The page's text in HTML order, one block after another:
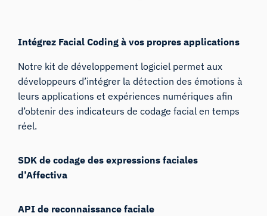
Intégrez Facial Coding à vos propres applications
Notre kit de développement logiciel permet aux
développeurs d’intégrer la détection des émotions à
leurs applications et expériences numériques afin
d’obtenir des indicateurs de codage facial en temps
réel.
SDK de codage des expressions faciales
d’Affectiva
API de reconnaissance faciale